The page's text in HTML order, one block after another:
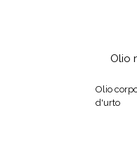
Olio
Olio
d'urto